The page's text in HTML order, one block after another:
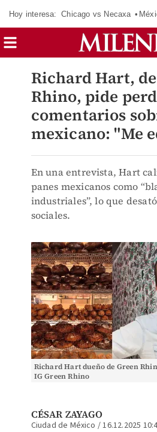
Hoy interesa: Chicago vs Necaxa
Richard Hart,
Rhino, pide
comentarios
mexicano: "Me
En una entrevista, Hart
panes mexicanos como
industriales”, lo que
sociales.
Richard Hart dueño de Green
IG Green Rhino
CÉSAR ZAYAGO
Ciudad de México /16.12.2025